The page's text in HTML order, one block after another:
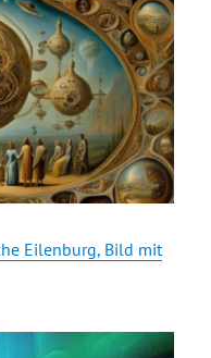
Eilenburg, Bild mit